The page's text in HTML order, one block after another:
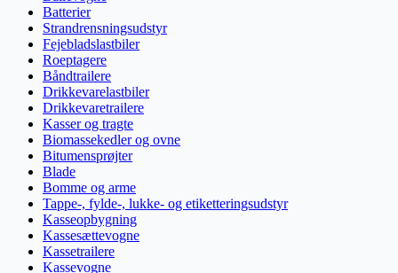
Batterier
Strandrensningsudstyr
Fejebladslastbiler
Roeptagere
Båndtrailere
Drikkevarelastbiler
Drikkevaretrailere
Kasser og tragte
Biomassekedler og ovne
Bitumensprøjter
Blade
Bomme og arme
Tappe-, fylde-, lukke- og etiketteringsudstyr
Kasseopbygning
Kassesættevogne
Kassetrailere
Kassevogne